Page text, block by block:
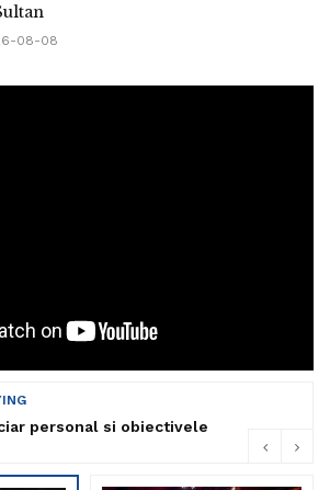
08-08
personal si obiectivele